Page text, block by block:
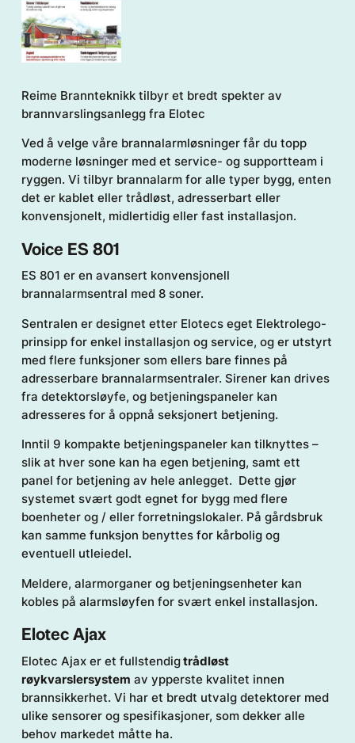
Reime Brannteknikk tilbyr et bredt spekter av
brannvarslingsanlegg fra Elotec
Ved å velge våre brannalarmløsninger får du topp
moderne løsninger med et service- og supportteam i
ryggen. Vi tilbyr brannalarm for alle typer bygg, enten
det er kablet eller trådløst, adresserbart eller
konvensjonelt, midlertidig eller fast installasjon.
Voice ES 801
ES 801 er en avansert konvensjonell
brannalarmsentral med 8 soner.
Sentralen er designet etter Elotecs eget Elektrolego-
prinsipp for enkel installasjon og service, og er utstyrt
med flere funksjoner som ellers bare finnes på
adresserbare brannalarmsentraler. Sirener kan drives
fra detektorsløyfe, og betjeningspaneler kan
adresseres for å oppnå seksjonert betjening.
Inntil 9 kompakte betjeningspaneler kan tilknyttes –
slik at hver sone kan ha egen betjening, samt ett
panel for betjening av hele anlegget. Dette gjør
systemet svært godt egnet for bygg med flere
boenheter og / eller forretningslokaler. På gårdsbruk
kan samme funksjon benyttes for kårbolig og
eventuell utleiedel.
Meldere, alarmorganer og betjeningsenheter kan
kobles på alarmsløyfen for svært enkel installasjon.
Elotec Ajax
Elotec Ajax er et fullstendigtrådløst
røykvarslersystem av ypperste kvalitet innen
brannsikkerhet. Vi har et bredt utvalg detektorer med
ulike sensorer og spesifikasjoner, som dekker alle
behov markedet måtte ha.